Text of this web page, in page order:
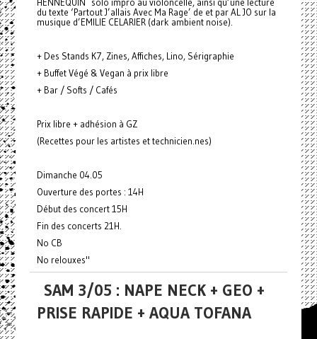
du texte ‘Partout J’allais Avec Ma Rage’ de et par AL JO sur la
musique d’EMILIE CELARIER (dark ambient noise).
+ Des Stands K7, Zines, Affiches, Lino, Sérigraphie
+ Buffet Végé & Vegan à prix libre
+ Bar / Softs / Cafés
Prix libre + adhésion à GZ
(Recettes pour les artistes et technicien.nes)
Dimanche 04.05
Ouverture des portes : 14H
Début des concert 15H
Fin des concerts 21H.
No CB
No relouxes"
SAM 3/05 : NAPE NECK + GEO +
PRISE RAPIDE + AQUA TOFANA